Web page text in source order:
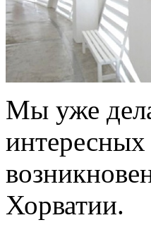
Мы уже
Хорватии.